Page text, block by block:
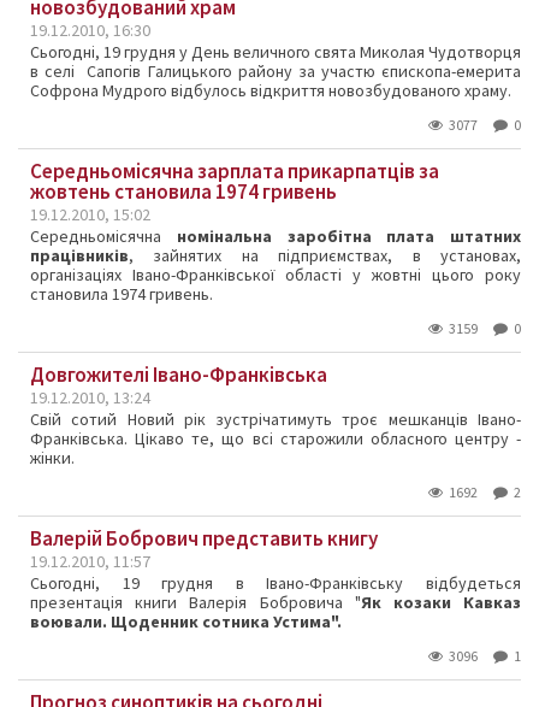
новозбудований храм
19.12.2010, 16:30
Сьогодні, 19 грудня у День величного свята Миколая Чудотворця
в селі Сапогів Галицького району за участю єпископа-емерита
Софрона Мудрого відбулось відкриття новозбудованого храму.
3077 0
Середньомісячна зарплата прикарпатців за
жовтень становила 1974 гривень
19.12.2010, 15:02
Середньомісячна номінальна заробітна плата штатних
працівників, зайнятих на підприємствах, в установах,
організаціях Івано-Франківської області у жовтні цього року
становила 1974 гривень.
3159 0
Довгожителі Івано-Франківська
19.12.2010, 13:24
Свій сотий Новий рік зустрічатимуть троє мешканців Івано-
Франківська. Цікаво те, що всі старожили обласного центру -
жінки.
1692 2
Валерій Бобрович представить книгу
19.12.2010, 11:57
Сьогодні, 19 грудня в Івано-Франківську відбудеться
презентація книги Валерія Бобровича "Як козаки Кавказ
воювали. Щоденник сотника Устима".
3096 1